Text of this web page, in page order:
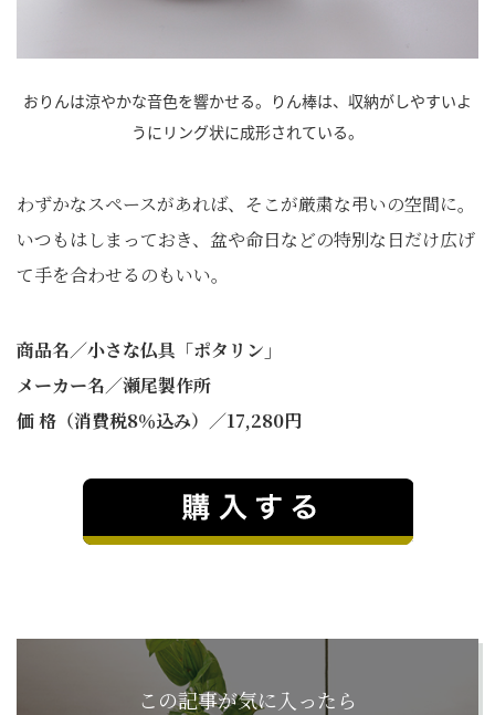
おりんは涼やかな音色を響かせる。りん棒は、収納がしやすいよ
うにリング状に成形されている。
わずかなスペースがあれば、そこが厳粛な弔いの空間に。
いつもはしまっておき、盆や命日などの特別な日だけ広げ
て手を合わせるのもいい。
商品名／小さな仏具「ポタリン」
メーカー名／瀬尾製作所
価 格（消費税8％込み）／17,280円
この記事が気に入ったら